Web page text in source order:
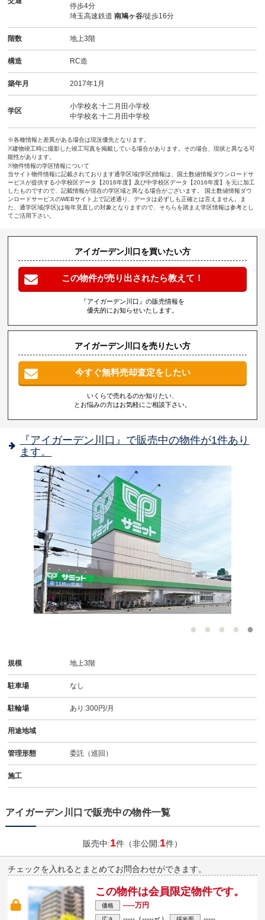
停歩4分
埼玉高速鉄道南鳩ヶ谷/徒歩16分
階数 地上3階
構造 RC造
築年月 2017年1月
学区
小学校名:十二月田小学校
中学校名:十二月田中学校
※各種情報と差異がある場合は現況優先となります。
※建物竣工時に撮影した竣工写真を掲載している場合があります。その場合、現状と異なる可
能性があります。
※物件情報の学区情報について
当サイト物件情報に記載されております通学区域(学区)情報は、国土数値情報ダウンロードサ
ービスが提供する小学校区データ【2016年度】及び中学校区データ【2016年度】を元に加工
したものですので、記載情報が現在の学区域と異なる場合がございます。 国土数値情報ダウ
ンロードサービスのWEBサイト上で記述通り、データは必ずしも正確とは言えません。ま
た、通学区域(学区)は毎年見直しの対象となりますので、そちらを踏まえ学区情報は参考とし
てご活用下さい。
アイガーデン川口を買いたい方
この物件が売り出されたら教えて！
『アイガーデン川口』の販売情報を
優先的にお知らせいたします。
アイガーデン川口を売りたい方
今すぐ無料売却査定をしたい
いくらで売れるのか知りたい、
とお悩みの方はお気軽にご相談下さい。
『アイガーデン川口』で販売中の物件が1件あり
ます。
規模 地上3階
駐車場 なし
駐輪場 あり:300円/月
用途地域
管理形態 委託（巡回）
施工
アイガーデン川口で販売中の物件一覧
販売中:1件（非公開:1件）
チェックを入れるとまとめてお問合わせができます。
この物件は会員限定物件です。
価格 -----万円